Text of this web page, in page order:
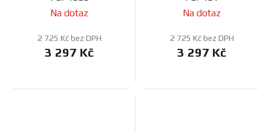
Na dotaz
2 725 Kč bez DPH
3 297 Kč
Na dotaz
2 725 Kč bez DPH
3 297 Kč